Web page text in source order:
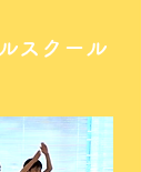
スクール